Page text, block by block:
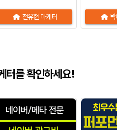
전유현 마케터
터를 확인하세요!